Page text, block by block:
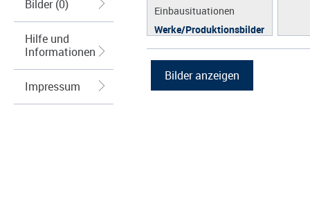
Bilder (0)
Hilfe und
Informationen
Impressum
Einbausituationen
Werke/Produktionsbilder
Logos/Wort-Bildmarke